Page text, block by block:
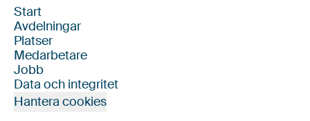
Start
Avdelningar
Platser
Medarbetare
Jobb
Data och integritet
Hantera cookies